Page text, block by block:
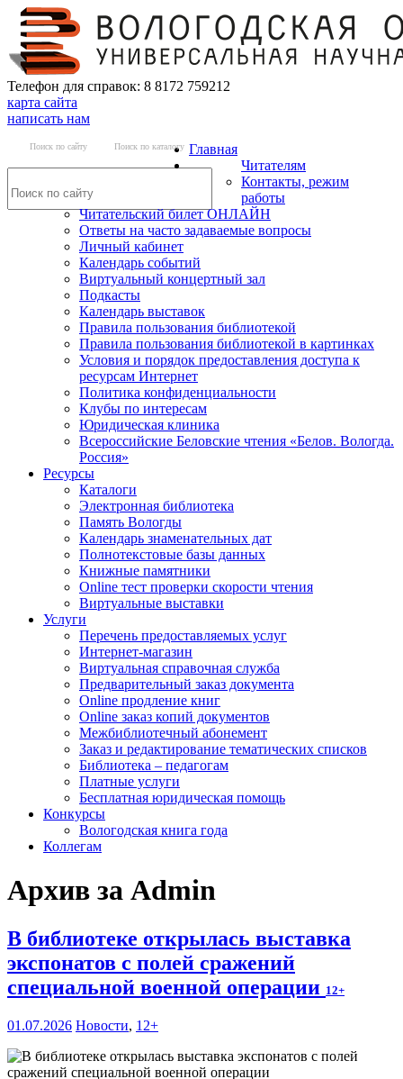
Телефон для справок: 8 8172 759212
карта сайта
написать нам
Поиск по сайту Поиск по каталогу Главная
Читателям
Контакты, режим
работы
Читательский билет ОНЛАЙН
Ответы на часто задаваемые вопросы
Личный кабинет
Календарь событий
Виртуальный концертный зал
Подкасты
Календарь выставок
Правила пользования библиотекой
Правила пользования библиотекой в картинках
Условия и порядок предоставления доступа к
ресурсам Интернет
Политика конфиденциальности
Клубы по интересам
Юридическая клиника
Всероссийские Беловские чтения «Белов. Вологда.
Россия»
Ресурсы
Каталоги
Электронная библиотека
Память Вологды
Календарь знаменательных дат
Полнотекстовые базы данных
Книжные памятники
Online тест проверки скорости чтения
Виртуальные выставки
Услуги
Перечень предоставляемых услуг
Интернет-магазин
Виртуальная справочная служба
Предварительный заказ документа
Online продление книг
Online заказ копий документов
Межбиблиотечный абонемент
Заказ и редактирование тематических списков
Библиотека – педагогам
Платные услуги
Бесплатная юридическая помощь
Конкурсы
Вологодская книга года
Коллегам
Архив за Admin
В библиотеке открылась выставка
экспонатов с полей сражений
специальной военной операции 12+
01.07.2026 Новости, 12+